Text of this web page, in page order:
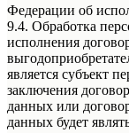
Федерации об
9.4. Обработка
исполнения
является субъект
заключения
данных или
данных будет